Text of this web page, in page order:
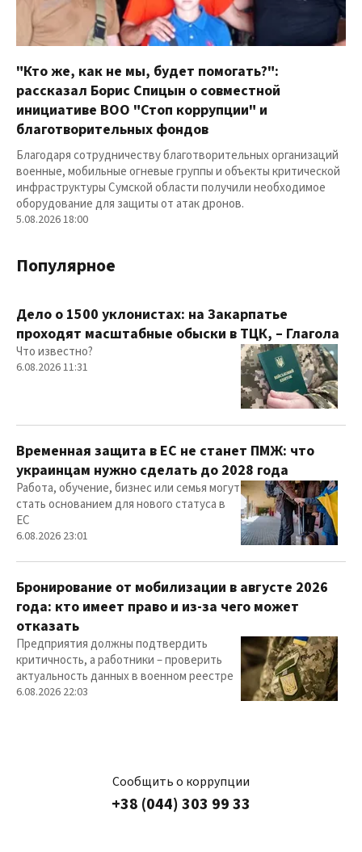
"Кто же, как не мы, будет помогать?":
рассказал Борис Спицын о совместной
инициативе ВОО "Стоп коррупции" и
благотворительных фондов
Благодаря сотрудничеству благотворительных организаций
военные, мобильные огневые группы и объекты критической
инфраструктуры Сумской области получили необходимое
оборудование для защиты от атак дронов.
5.08.2026 18:00
Популярное
Дело о 1500 уклонистах: на Закарпатье
проходят масштабные обыски в ТЦК, – Глагола
Что известно?
6.08.2026 11:31
Временная защита в ЕС не станет ПМЖ: что
украинцам нужно сделать до 2028 года
Работа, обучение, бизнес или семья могут
стать основанием для нового статуса в
ЕС
6.08.2026 23:01
Бронирование от мобилизации в августе 2026
года: кто имеет право и из-за чего может
отказать
Предприятия должны подтвердить
критичность, а работники – проверить
актуальность данных в военном реестре
6.08.2026 22:03
Сообщить о коррупции
+38 (044) 303 99 33